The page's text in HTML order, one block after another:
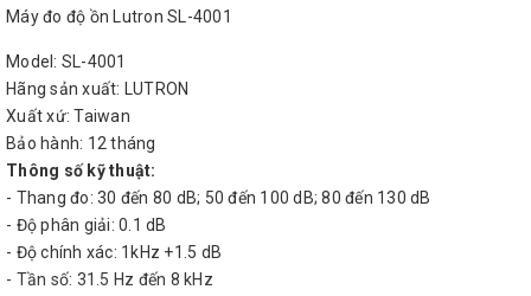
Máy đo độ ồn Lutron SL-4001
Model: SL-4001
Hãng sản xuất: LUTRON
Xuất xứ: Taiwan
Bảo hành: 12 tháng
Thông số kỹ thuật:
- Thang đo: 30 đến 80 dB; 50 đến 100 dB; 80 đến 130 dB
- Độ phân giải: 0.1 dB
- Độ chính xác: 1kHz +1.5 dB
- Tần số: 31.5 Hz đến 8 kHz